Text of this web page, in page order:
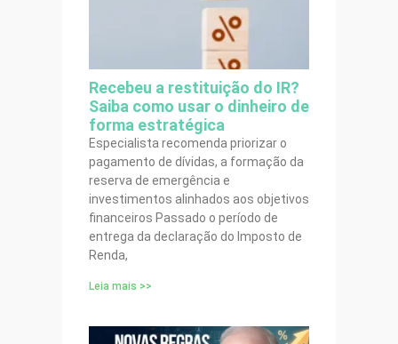
Recebeu a restituição do IR?
Saiba como usar o dinheiro de
forma estratégica
Especialista recomenda priorizar o
pagamento de dívidas, a formação da
reserva de emergência e
investimentos alinhados aos objetivos
financeiros Passado o período de
entrega da declaração do Imposto de
Renda,
Leia mais >>